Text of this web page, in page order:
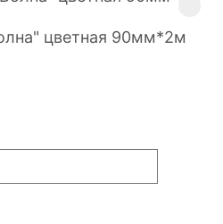
цветная 90мм*2м